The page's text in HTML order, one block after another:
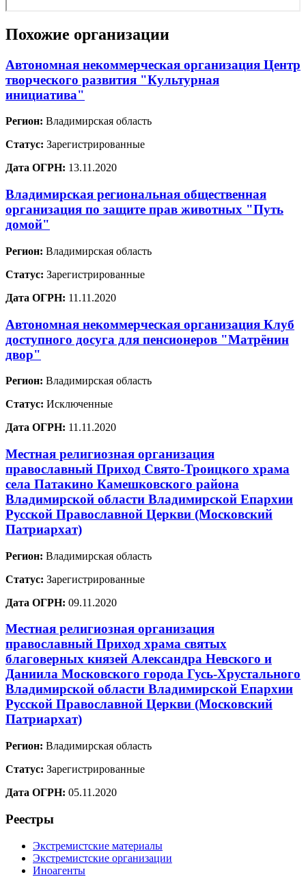
Похожие организации
Автономная некоммерческая организация Центр
творческого развития "Культурная
инициатива"
Регион: Владимирская область
Статус: Зарегистрированные
Дата ОГРН: 13.11.2020
Владимирская региональная общественная
организация по защите прав животных "Путь
домой"
Регион: Владимирская область
Статус: Зарегистрированные
Дата ОГРН: 11.11.2020
Автономная некоммерческая организация Клуб
доступного досуга для пенсионеров "Матрёнин
двор"
Регион: Владимирская область
Статус: Исключенные
Дата ОГРН: 11.11.2020
Местная религиозная организация
православный Приход Свято-Троицкого храма
села Патакино Камешковского района
Владимирской области Владимирской Епархии
Русской Православной Церкви (Московский
Патриархат)
Регион: Владимирская область
Статус: Зарегистрированные
Дата ОГРН: 09.11.2020
Местная религиозная организация
православный Приход храма святых
благоверных князей Александра Невского и
Даниила Московского города Гусь-Хрустального
Владимирской области Владимирской Епархии
Русской Православной Церкви (Московский
Патриархат)
Регион: Владимирская область
Статус: Зарегистрированные
Дата ОГРН: 05.11.2020
Реестры
Экстремистские материалы
Экстремистские организации
Иноагенты